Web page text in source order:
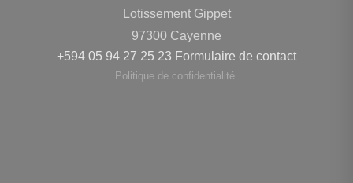
Lotissement Gippet
97300 Cayenne
+594 05 94 27 25 23 Formulaire de contact
Politique de confidentialité